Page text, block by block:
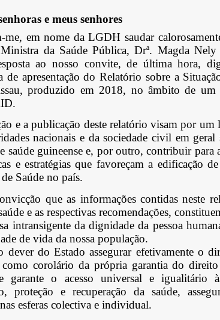
e meus senhores
me, em nome da LGDH saudar
da Saúde Pública, Drª. Magda
ao nosso convite, de última hora,
de apresentação do Relatório sobre a
produzido em 2018, no âmbito de um
e a publicação deste relatório visam por um
nacionais e da sociedade civil em geral
saúde guineense e, por outro, contribuir para
e estratégias que favoreçam a edificação
Saúde no país.
ção que as informações contidas neste
e as respectivas recomendações,
intransigente da dignidade da pessoa
de vida da nossa população.
dever do Estado assegurar efetivamente o
como corolário da própria garantia do
garante o acesso universal e igualitário
proteção e recuperação da saúde,
esferas colectiva e individual.